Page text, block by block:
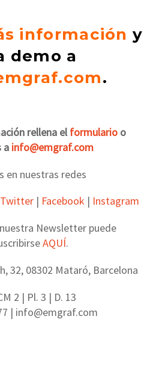
información y
demo a
.
rellena elformulario o
a info@emgraf.com
en nuestras redes
Twitter | Facebook | Instagram
Newsletter puede
AQUÍ.
32, 08302 Mataró, Barcelona
2 | Pl. 3 | D. 13
| info@emgraf.com